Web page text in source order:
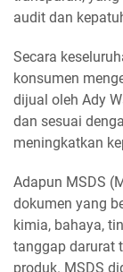
audit dan
Secara
konsumen
dijual oleh Ady
dan sesuai
meningkatkan
Adapun MSDS
dokumen yang
kimia, bahaya,
tanggap darurat
produk. MSDS